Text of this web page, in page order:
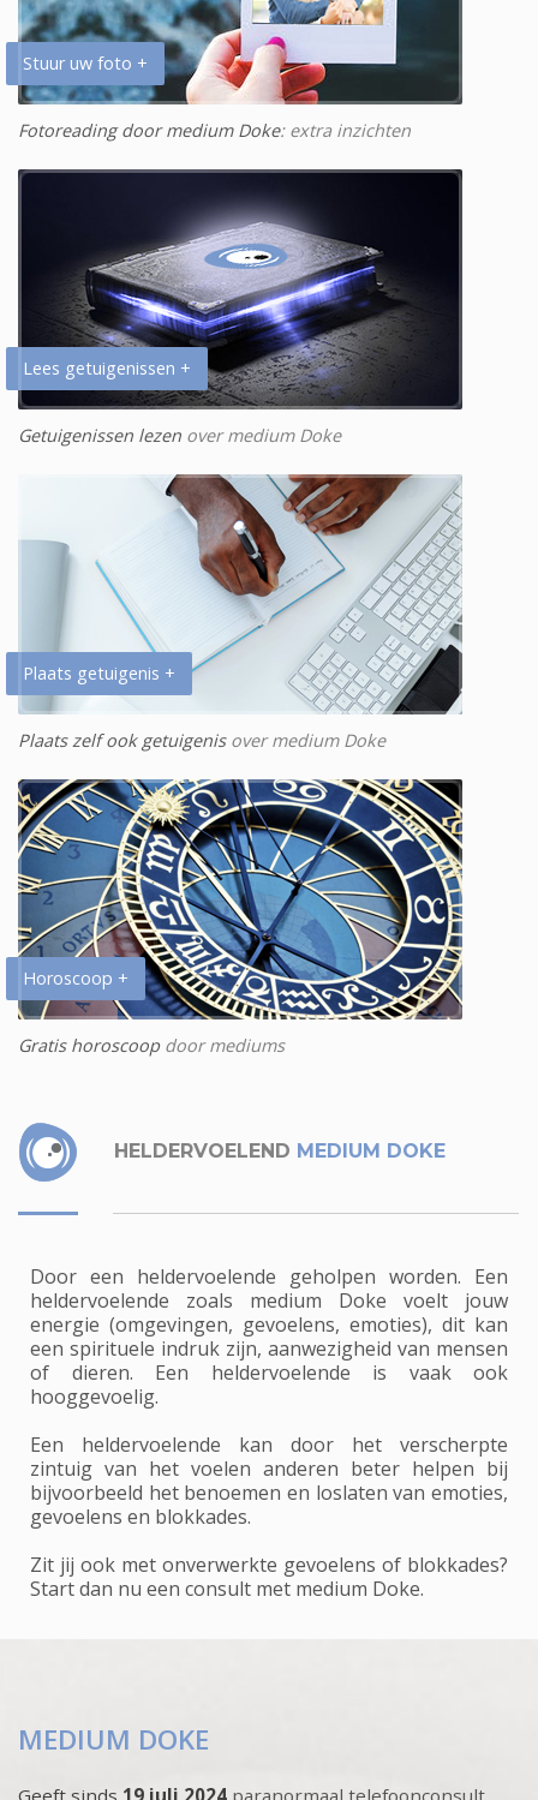
Stuur uw foto +
Fotoreading door medium Doke: extra inzichten
Lees getuigenissen +
Getuigenissen lezen over medium Doke
Plaats getuigenis +
Plaats zelf ook getuigenisover medium Doke
Horoscoop +
Gratis horoscoopdoor mediums
HELDERVOELEND MEDIUM DOKE
Door een heldervoelende geholpen worden. Een
heldervoelende zoals medium Doke voelt jouw
energie (omgevingen, gevoelens, emoties), dit kan
een spirituele indruk zijn, aanwezigheid van mensen
of dieren. Een heldervoelende is vaak ook
hooggevoelig.
Een heldervoelende kan door het verscherpte
zintuig van het voelen anderen beter helpen bij
bijvoorbeeld het benoemen en loslaten van emoties,
gevoelens en blokkades.
Zit jij ook met onverwerkte gevoelens of blokkades?
Start dan nu een consult met medium Doke.
MEDIUM DOKE
Geeft sinds 19 juli 2024 paranormaal telefoonconsult